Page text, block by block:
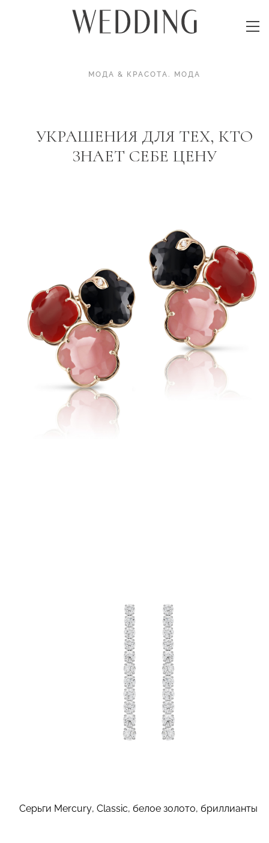
МОДА & КРАСОТА. МОДА
УКРАШЕНИЯ ДЛЯ ТЕХ, КТО
ЗНАЕТ СЕБЕ ЦЕНУ
Серьги Mercury, Classic, белое золото, бриллианты